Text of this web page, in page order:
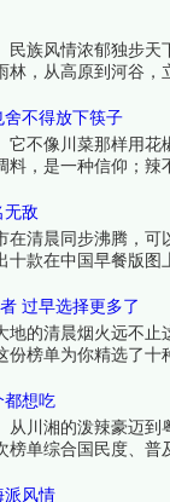
族风情浓郁独步
，从高原到河谷，
“以奇制胜、以鲜
不得放下筷子
不像川菜那样用
，是一种信仰；
的盛宴。本文盘
无敌
清晨同步沸腾，
款在中国早餐版
群众基础和文化
过早选择更多了
的清晨烟火远不
榜单为你精选了十
！
都想吃
川湘的泼辣豪迈
单综合国民度、普
派风情